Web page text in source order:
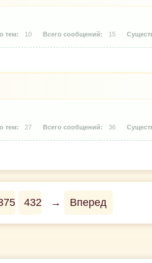
10 15
27 36
432 → Вперед